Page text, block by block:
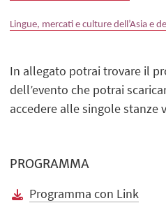
Lingue, mercati e culture dell’Asia e
In allegato potrai trovare il
dell’evento che potrai
accedere alle singole stanze
PROGRAMMA
Programma con Link